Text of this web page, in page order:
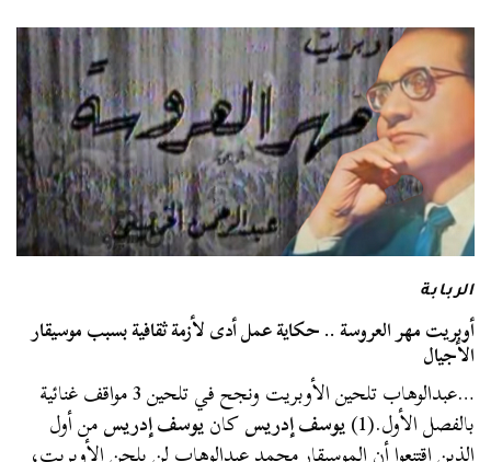
الربابة
أوبريت مهر العروسة .. حكاية عمل أدى لأزمة ثقافية بسبب موسيقار
الأجيال
…عبدالوهاب تلحين الأوبريت ونجح في تلحين 3 مواقف غنائية
بالفصل الأول.(1) يوسف إدريسكانيوسف إدريسمن أول